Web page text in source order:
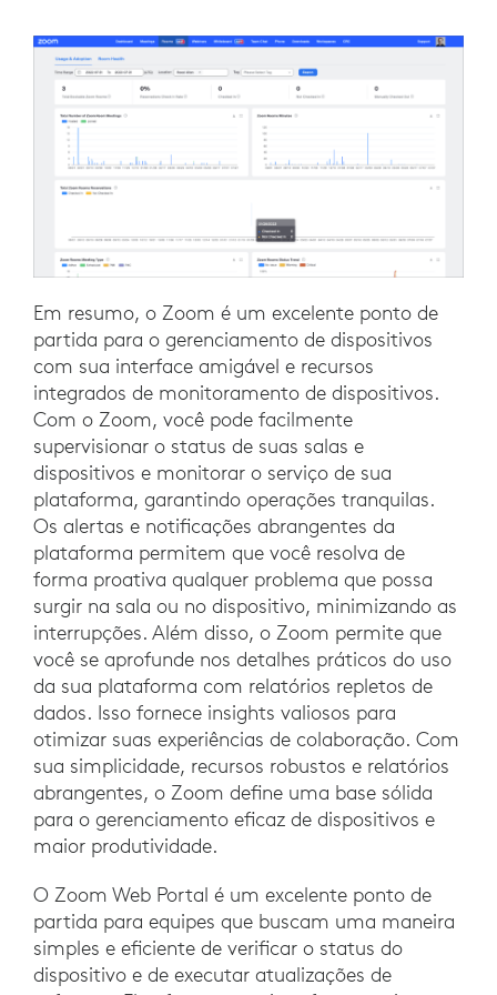
Em resumo, o Zoom é um excelente ponto de
partida para o gerenciamento de dispositivos
com sua interface amigável e recursos
integrados de monitoramento de dispositivos.
Com o Zoom, você pode facilmente
supervisionar o status de suas salas e
dispositivos e monitorar o serviço de sua
plataforma, garantindo operações tranquilas.
Os alertas e notificações abrangentes da
plataforma permitem que você resolva de
forma proativa qualquer problema que possa
surgir na sala ou no dispositivo, minimizando as
interrupções. Além disso, o Zoom permite que
você se aprofunde nos detalhes práticos do uso
da sua plataforma com relatórios repletos de
dados. Isso fornece insights valiosos para
otimizar suas experiências de colaboração. Com
sua simplicidade, recursos robustos e relatórios
abrangentes, o Zoom define uma base sólida
para o gerenciamento eficaz de dispositivos e
maior produtividade.
O Zoom Web Portal é um excelente ponto de
partida para equipes que buscam uma maneira
simples e eficiente de verificar o status do
dispositivo e de executar atualizações de